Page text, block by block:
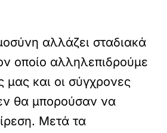
αλλάζει σταδιακά
οποίο αλληλεπιδρούμε
μας και οι σύγχρονες
θα μπορούσαν να
Μετά τα